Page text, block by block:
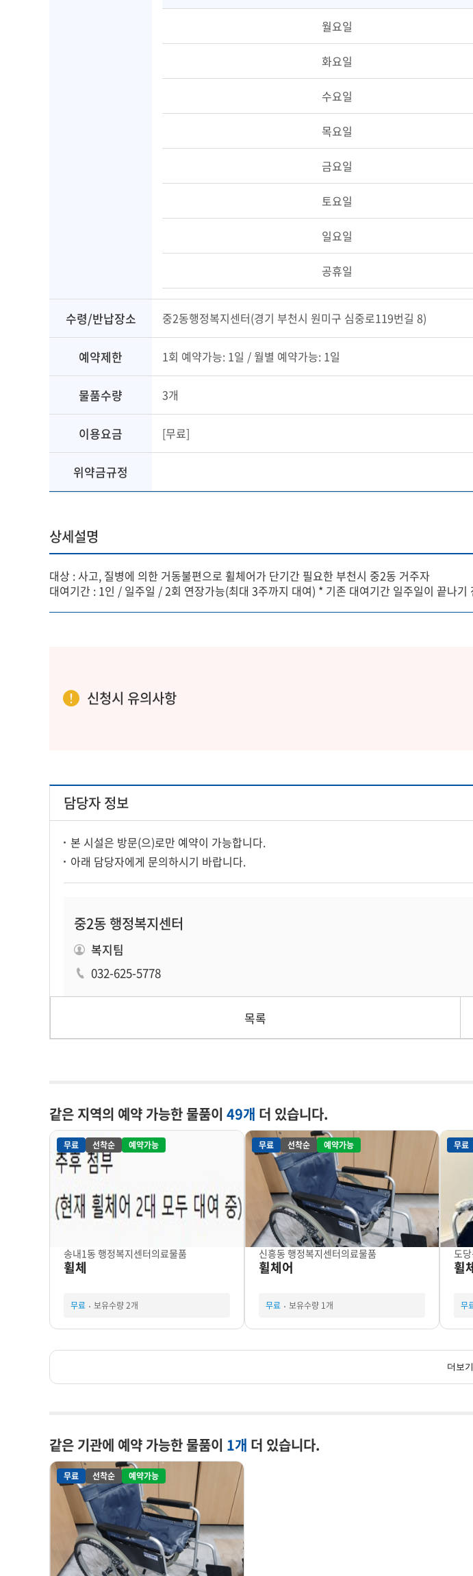
월요일
화요일
수요일
목요일
금요일
토요일
일요일
공휴일
수령/반납장소 중2동행정복지센터(경기 부천시 원미구 심중로119번길 8)
예약제한 1회 예약가능: 1일 / 월별 예약가능: 1일
물품수량 3개
이용요금 [무료]
위약금규정
상세설명
대상 : 사고, 질병에 의한 거동불편으로 휠체어가 단기간 필요한 부천시 중2동 거주자
대여기간 : 1인 / 일주일 / 2회 연장가능(최대 3주까지 대여) * 기존 대여기간 일주일이 끝나
신청시 유의사항
담당자 정보
본 시설은 방문(으)로만 예약이 가능합니다.
아래 담당자에게 문의하시기 바랍니다.
중2동 행정복지센터
복지팀
032-625-5778
목록
같은 지역의 예약 가능한 물품이 49개 더 있습니다.
무료 선착순 예약가능
송내1동 행정복지센터의료물품
휠체
무료 보유수량 2개
무료 선착순 예약가능
신흥동 행정복지센터의료물품
휠체어
무료 보유수량 1개
무료
도
휠
무
더보기
같은 기관에 예약 가능한 물품이 1개 더 있습니다.
무료 선착순 예약가능